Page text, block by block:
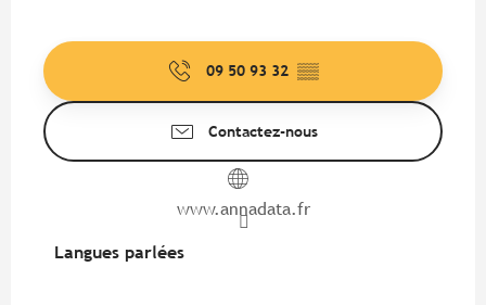
09 50 93 32 ▒▒
Contactez-nous
www.annadata.fr
Langues parlées
Langues parlées